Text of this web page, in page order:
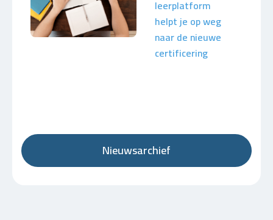
leerplatform
helpt je op weg
naar de nieuwe
certificering
Nieuwsarchief